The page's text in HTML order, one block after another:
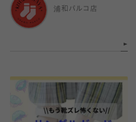
浦和パルコ店